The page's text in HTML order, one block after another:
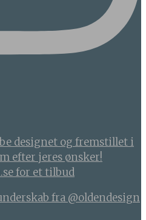
designet og fremstillet i
efter jeres ønsker!
for et tilbud
fra @oldendesign